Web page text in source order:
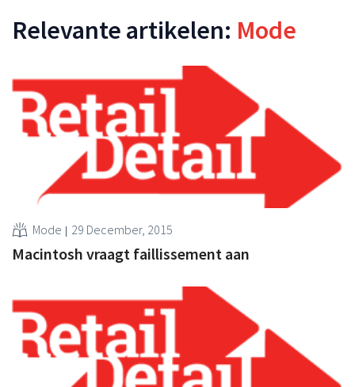
Relevante artikelen: Mode
Mode 29 December, 2015
Macintosh vraagt faillissement aan